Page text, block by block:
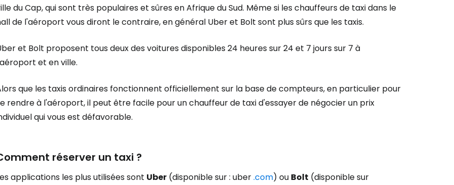
du Cap, qui sont très populaires et sûres en Afrique du Sud. Même si les chauffeurs de taxi dans le
de l'aéroport vous diront le contraire, en général Uber et Bolt sont plus sûrs que les taxis.
et Bolt proposent tous deux des voitures disponibles 24 heures sur 24 et 7 jours sur 7 à
et en ville.
que les taxis ordinaires fonctionnent officiellement sur la base de compteurs, en particulier pour
rendre à l'aéroport, il peut être facile pour un chauffeur de taxi d'essayer de négocier un prix
qui vous est défavorable.
réserver un taxi ?
applications les plus utilisées sont Uber (disponible sur : uber.com) ou Bolt (disponible sur